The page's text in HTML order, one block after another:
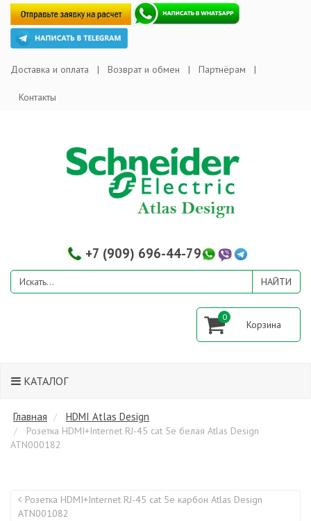
Доставка и оплата Возврат и обмен Партнёрам
Контакты
+7 (909) 696-44-79
0
КАТАЛОГ
Главная HDMI Atlas Design
Розетка HDMI+Internet RJ-45 cat 5е белая Atlas Design
ATN000182
Розетка HDMI+Internet RJ-45 cat 5е карбон Atlas Design
ATN001082